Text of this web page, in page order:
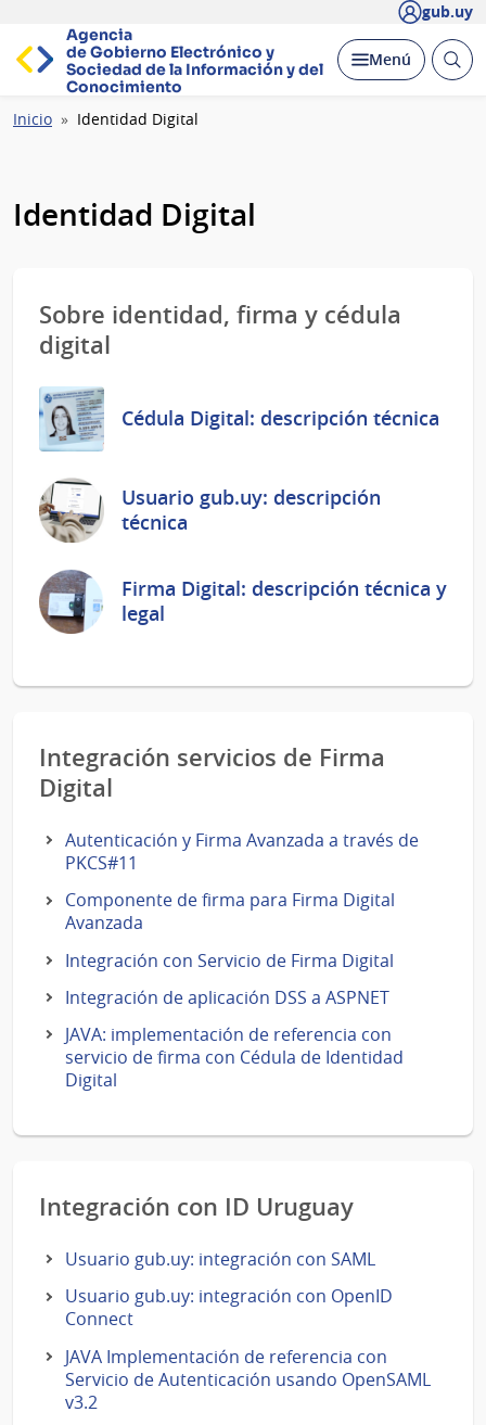
gub.uy
Agencia
de Gobierno Electrónico y
Sociedad de la Información y del
Conocimiento
Desplegar
Menú Abrir
Ruta
Inicio Identidad Digital
Identidad Digital
Sobre identidad, firma y cédula
digital
Cédula Digital: descripción técnica
Usuario gub.uy: descripción
técnica
Firma Digital: descripción técnica y
legal
Integración servicios de Firma
Digital
Autenticación y Firma Avanzada a través de
PKCS#11
Componente de firma para Firma Digital
Avanzada
Integración con Servicio de Firma Digital
Integración de aplicación DSS a ASPNET
JAVA: implementación de referencia con
servicio de firma con Cédula de Identidad
Digital
Integración con ID Uruguay
Usuario gub.uy: integración con SAML
Usuario gub.uy: integración con OpenID
Connect
JAVA Implementación de referencia con
Servicio de Autenticación usando OpenSAML
v3.2